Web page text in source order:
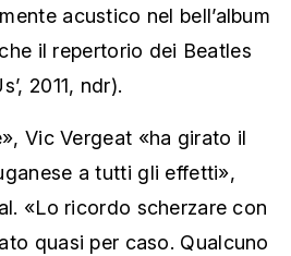
acustico nel bell’album
il repertorio dei Beatles
2011, ndr).
Vic Vergeat «ha girato il
a tutti gli effetti»,
«Lo ricordo scherzare con
quasi per caso. Qualcuno